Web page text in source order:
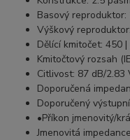
Basový
Výškový
Dělící kmitočet: 450
Kmitočtový rozsah
Citlivost: 87 dB/2.83
Doporučená
Doporučený
•Příkon jmenovitý/
Jmenovitá